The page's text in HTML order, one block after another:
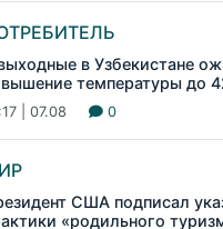
в Узбекистане
температуры до
| 07.08 0
США подписал
«родильного